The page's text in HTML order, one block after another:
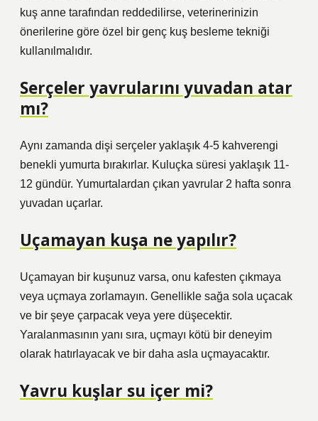
kuş anne tarafından reddedilirse, veterinerinizin
önerilerine göre özel bir genç kuş besleme tekniği
kullanılmalıdır.
Serçeler yavrularını yuvadan atar
mı?
Aynı zamanda dişi serçeler yaklaşık 4-5 kahverengi
benekli yumurta bırakırlar. Kuluçka süresi yaklaşık 11-
12 gündür. Yumurtalardan çıkan yavrular 2 hafta sonra
yuvadan uçarlar.
Uçamayan kuşa ne yapılır?
Uçamayan bir kuşunuz varsa, onu kafesten çıkmaya
veya uçmaya zorlamayın. Genellikle sağa sola uçacak
ve bir şeye çarpacak veya yere düşecektir.
Yaralanmasının yanı sıra, uçmayı kötü bir deneyim
olarak hatırlayacak ve bir daha asla uçmayacaktır.
Yavru kuşlar su içer mi?